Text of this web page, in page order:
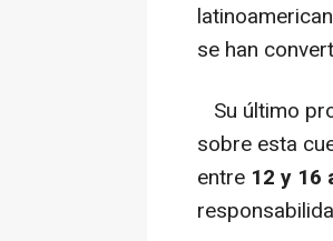
se han
Su último
sobre esta
entre 12 y 16